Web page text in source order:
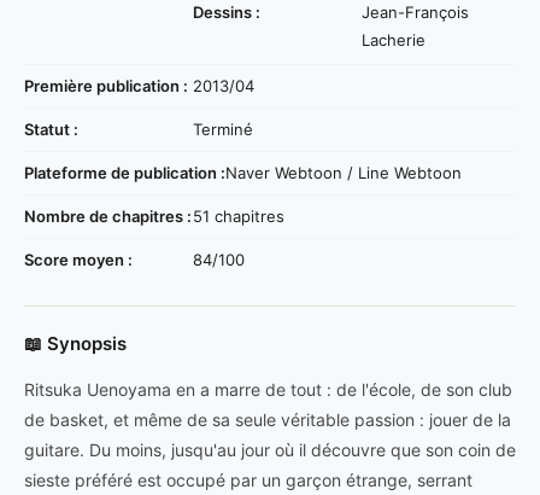
Dessins :
Jean-François
Lacherie
Première publication : 2013/04
Statut : Terminé
Plateforme de publication :Naver Webtoon / Line Webtoon
Nombre de chapitres :51 chapitres
Score moyen : 84/100
📖 Synopsis
Ritsuka Uenoyama en a marre de tout : de l'école, de son club
de basket, et même de sa seule véritable passion : jouer de la
guitare. Du moins, jusqu'au jour où il découvre que son coin de
sieste préféré est occupé par un garçon étrange, serrant